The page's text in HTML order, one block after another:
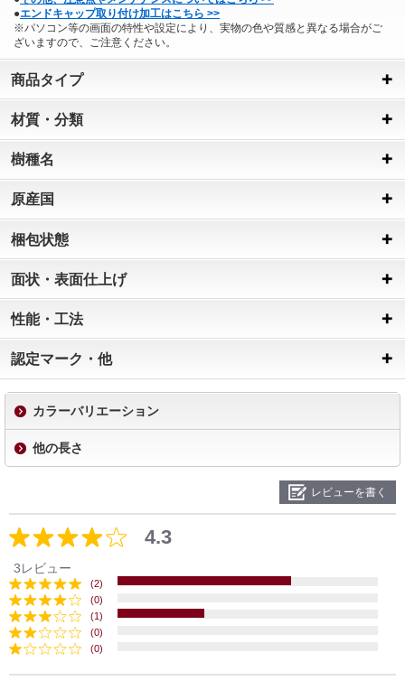
●エンドキャップ取り付け加工はこちら >>
※パソコン等の画面の特性や設定により、実物の色や質感と異なる場合がご
ざいますので、ご注意ください。
商品タイプ
材質・分類
樹種名
原産国
梱包状態
面状・表面仕上げ
性能・工法
認定マーク・他
カラーバリエーション
他の長さ
レビューを書く
4.3
3レビュー
(2)
(0)
(1)
(0)
(0)